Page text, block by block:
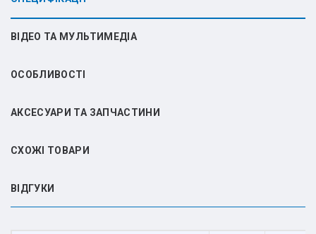
ВІДЕО ТА МУЛЬТИМЕДІА
ОСОБЛИВОСТІ
АКСЕСУАРИ ТА ЗАПЧАСТИНИ
СХОЖІ ТОВАРИ
ВIДГУКИ